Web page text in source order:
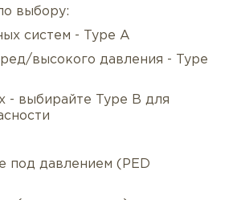
Характеристики
доставка Отзывы/
выбору:
систем - Type A
высокого давления - Type
- выбирайте Type B для
под давлением (PED